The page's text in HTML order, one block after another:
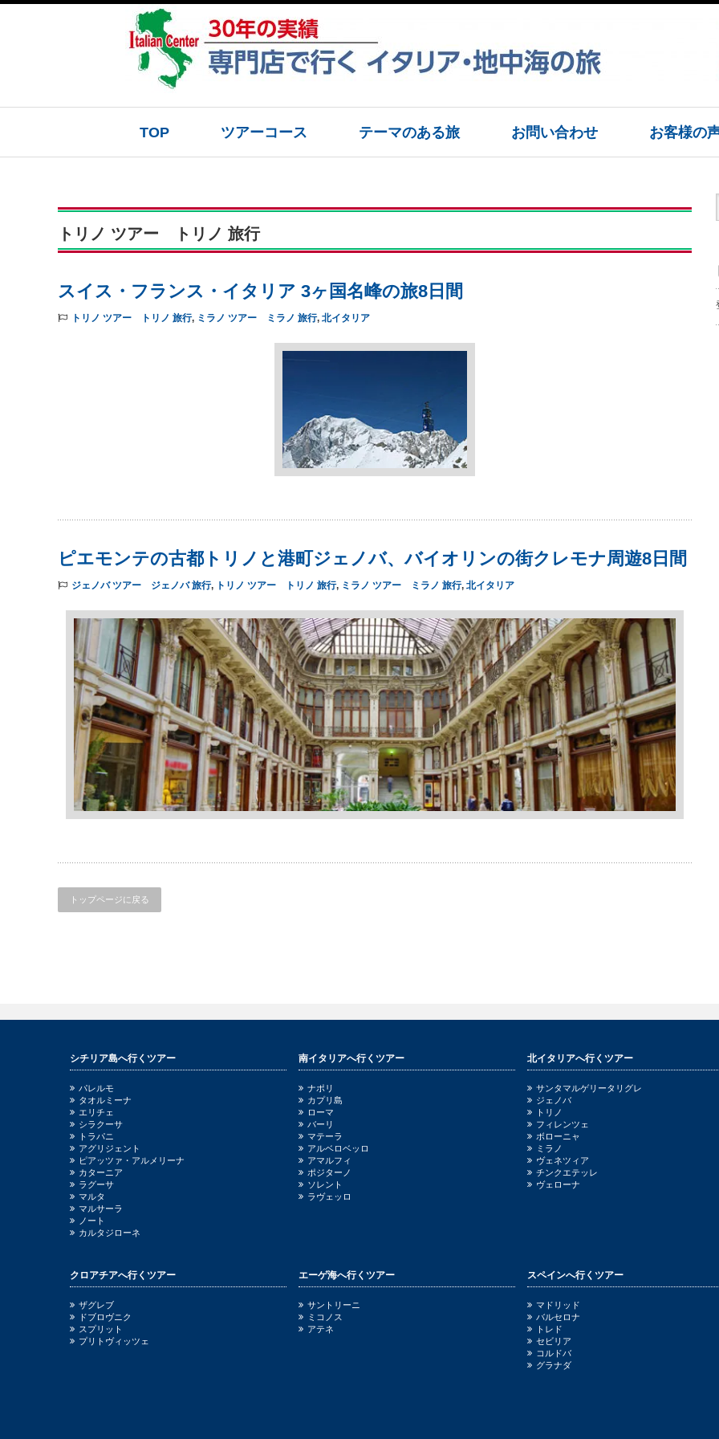
TOP ツアーコース テーマのある旅 お問い合わせ お客様の
トリノ ツアー トリノ 旅行
スイス・フランス・イタリア 3ヶ国名峰の旅8日間
トリノ ツアー トリノ 旅行, ミラノ ツアー ミラノ 旅行, 北イタリア
ピエモンテの古都トリノと港町ジェノバ、バイオリンの街クレモナ周遊8日間
ジェノバ ツアー ジェノバ 旅行, トリノ ツアー トリノ 旅行, ミラノ ツアー ミラノ 旅行, 北イタリア
トップページに戻る
シチリア島へ行くツアー
パレルモ
タオルミーナ
エリチェ
シラクーサ
トラパニ
アグリジェント
ピアッツァ・アルメリーナ
カターニア
ラグーサ
マルタ
マルサーラ
ノート
カルタジローネ
南イタリアへ行くツアー
ナポリ
カプリ島
ローマ
バーリ
マテーラ
アルベロベッロ
アマルフィ
ポジターノ
ソレント
ラヴェッロ
北イタリアへ行くツアー
サンタマルゲリータリグレ
ジェノバ
トリノ
フィレンツェ
ボローニャ
ミラノ
ヴェネツィア
チンクエテッレ
ヴェローナ
クロアチアへ行くツアー
ザグレブ
ドブロヴニク
スプリット
プリトヴィッツェ
エーゲ海へ行くツアー
サントリーニ
ミコノス
アテネ
スペインへ行くツアー
マドリッド
バルセロナ
トレド
セビリア
コルドバ
グラナダ